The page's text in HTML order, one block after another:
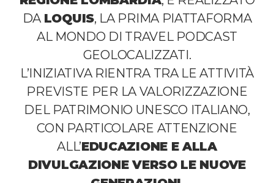
DA LOQUIS, LA PRIMA PIATTAFORMA
AL MONDO DI TRAVEL PODCAST
GEOLOCALIZZATI.
L’INIZIATIVA RIENTRA TRA LE ATTIVITÀ
PREVISTE PER LA VALORIZZAZIONE
DEL PATRIMONIO UNESCO ITALIANO,
CON PARTICOLARE ATTENZIONE
ALL’EDUCAZIONE E ALLA
DIVULGAZIONE VERSO LE NUOVE